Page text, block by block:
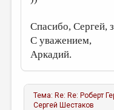
Спасибо, Сергей,
С уважением,
Аркадий.
Тема: Re: Re: Роберт
Сергей Шестаков